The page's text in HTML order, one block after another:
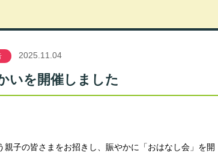
2025.11.04
いを開催しました
子の皆さまをお招きし、賑やかに「おはなし会」を開